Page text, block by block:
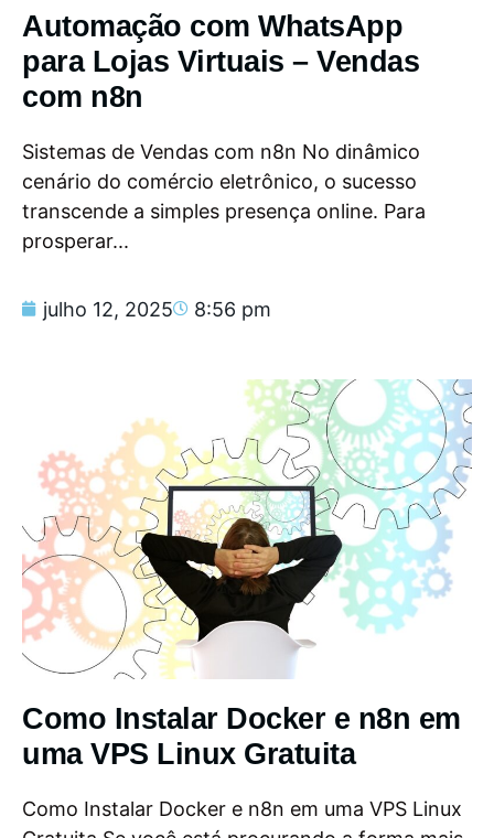
Automação com WhatsApp
para Lojas Virtuais – Vendas
com n8n
Sistemas de Vendas com n8n No dinâmico
cenário do comércio eletrônico, o sucesso
transcende a simples presença online. Para
prosperar...
julho 12, 2025 8:56 pm
Como Instalar Docker e n8n em
uma VPS Linux Gratuita
Como Instalar Docker e n8n em uma VPS Linux